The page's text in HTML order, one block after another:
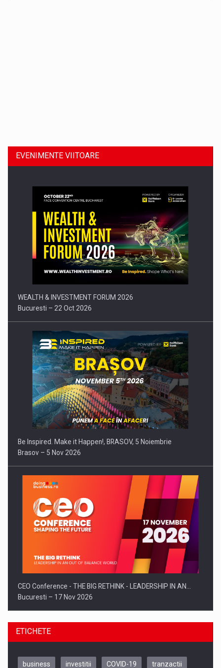
Comunicat de presa: Joburile part-time reincep sa intre pe…
EVENIMENTE VIITOARE
WEALTH & INVESTMENT FORUM 2026
Bucuresti – 22 Oct 2026
Be Inspired. Make it Happen!, BRASOV, 5 Noiembrie
Brasov – 5 Nov 2026
CEO Conference - THE BIG RETHINK - LEADERSHIP IN AN…
Bucuresti – 17 Nov 2026
ETICHETE
business investitii COVID-19 tranzactii